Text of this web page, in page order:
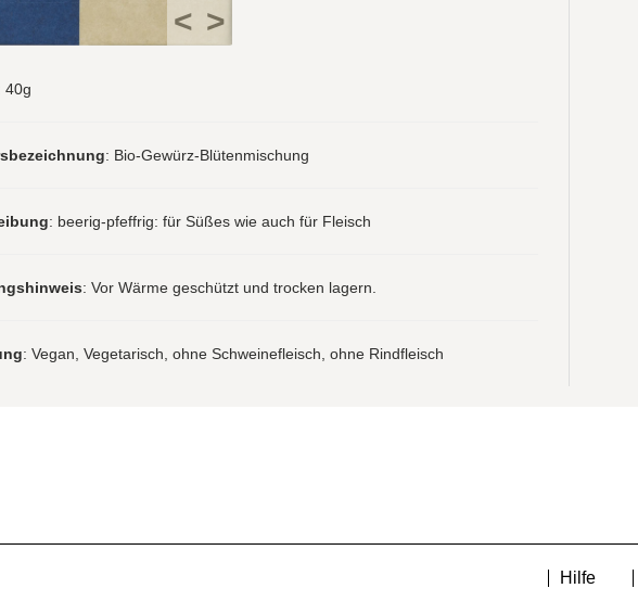
< >
40g
: Bio-Gewürz-Blütenmischung
: beerig-pfeffrig: für Süßes wie auch für Fleisch
: Vor Wärme geschützt und trocken lagern.
: Vegan, Vegetarisch, ohne Schweinefleisch, ohne Rindfleisch
Hilfe